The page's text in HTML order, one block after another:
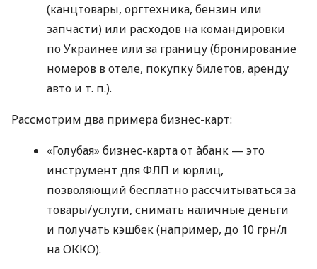
(канцтовары, оргтехника, бензин или
запчасти) или расходов на командировки
по Украинее или за границу (бронирование
номеров в отеле, покупку билетов, аренду
авто и т. п.).
Рассмотрим два примера бизнес-карт:
«Голубая» бизнес-карта от àбанк — это
инструмент для ФЛП и юрлиц,
позволяющий бесплатно рассчитываться за
товары/услуги, снимать наличные деньги
и получать кэшбек (например, до 10 грн/л
на ОККО).